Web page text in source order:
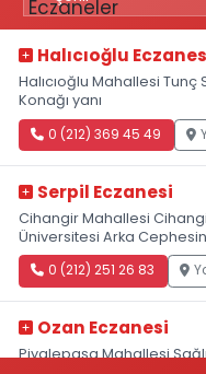
Halıcıoğlu
Halıcıoğlu Mahallesi Tunç
Konağı yanı
0 (212) 369 45 49
Serpil Eczanesi
Cihangir Mahallesi
Üniversitesi Arka
0 (212) 251 26 83
Ozan Eczanesi
Piyalepaşa Mahallesi